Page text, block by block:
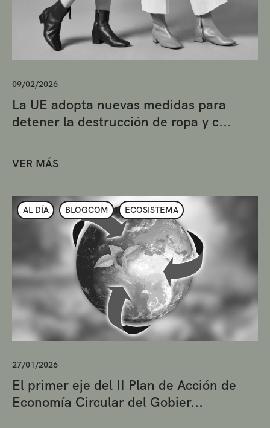
09/02/2026
La UE adopta nuevas medidas para
detener la destrucción de ropa y c...
VER MÁS
AL DÍA BLOGCOM ECOSISTEMA
27/01/2026
El primer eje del II Plan de Acción de
Economía Circular del Gobier...